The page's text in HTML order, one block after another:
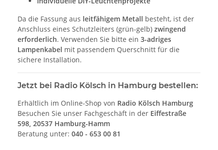
Da die Fassung aus leitfähigem Metall besteht, ist der
Anschluss eines Schutzleiters (grün-gelb) zwingend
erforderlich. Verwenden Sie bitte ein 3-adriges
Lampenkabel mit passendem Querschnitt für die
sichere Installation.
Jetzt bei Radio Kölsch in Hamburg bestellen:
Erhältlich im Online-Shop von Radio Kölsch Hamburg
Besuchen Sie unser Fachgeschäft in der Eiffestraße
598, 20537 Hamburg-Hamm
Beratung unter: 040 - 653 00 81